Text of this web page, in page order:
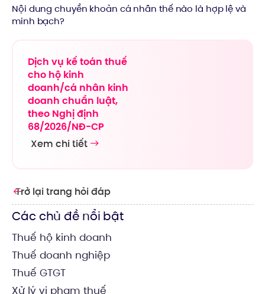
Trở lại trang hỏi đáp
Các chủ đề nổi bật
Thuế hộ kinh doanh
Thuế doanh nghiệp
Thuế GTGT
Xử lý vi phạm thuế
Nội dung chuyển khoản cá nhân thế nào là hợp lệ và
minh bạch?
Dịch vụ kế toán thuế
cho hộ kinh
doanh/cá nhân kinh
doanh chuẩn luật,
theo Nghị định
68/2026/NĐ-CP
Xem chi tiết